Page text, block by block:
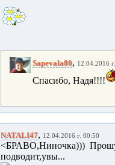
Sapevala80, 12.04.2016
Спасибо, Надя!!!!
NATALI47, 12.04.2016 г. 00:50
<БРАВО,Ниночка))) Прошу
подводит,увы...